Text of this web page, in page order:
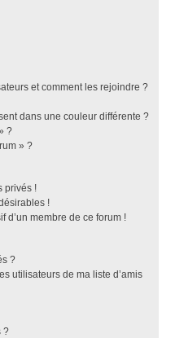
et comment les rejoindre ?
dans une couleur différente ?
?
» ?
privés !
!
d’un membre de ce forum !
?
utilisateurs de ma liste d’amis
?